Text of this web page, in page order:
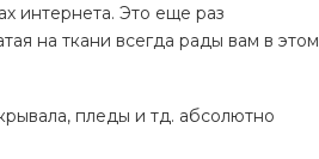
интернета. Это еще раз
на ткани всегда рады вам в этом
пледы и тд. абсолютно